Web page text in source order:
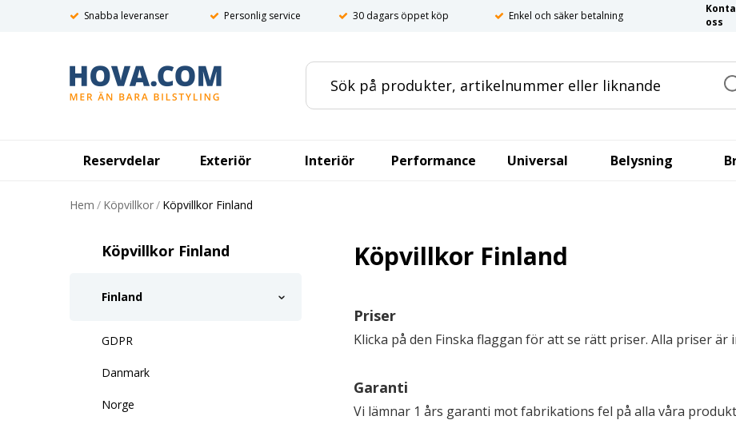
Snabba leveranser Personlig service 30 dagars öppet köp Enkel och säker betalning
oss
Reservdelar Exteriör Interiör Performance Universal Belysning
Hem / Köpvillkor/ Köpvillkor Finland
Köpvillkor Finland
Finland
GDPR
Danmark
Norge
Köpvillkor Finland
Priser
Klicka på den Finska flaggan för att se rätt priser. Alla priser är
Garanti
Vi lämnar 1 års garanti mot fabrikations fel på alla våra